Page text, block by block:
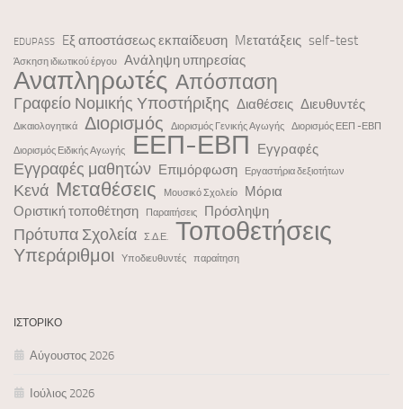
EDUPASS Eξ αποστάσεως εκπαίδευση Mετατάξεις self-test
Άσκηση ιδιωτικού έργου Ανάληψη υπηρεσίας
Αναπληρωτές Απόσπαση
Γραφείο Νομικής Υποστήριξης Διαθέσεις Διευθυντές
Δικαιολογητικά Διορισμός Διορισμός Γενικής Αγωγής Διορισμός ΕΕΠ -ΕΒΠ
Διορισμός Ειδικής Αγωγής ΕΕΠ-ΕΒΠ Εγγραφές
Εγγραφές μαθητών Επιμόρφωση Εργαστήρια δεξιοτήτων
Κενά Μεταθέσεις Μουσικό Σχολείο
Μόρια
Οριστική τοποθέτηση
Παραιτήσεις Πρόσληψη
Πρότυπα Σχολεία Σ.Δ.Ε. Τοποθετήσεις
Υπεράριθμοι Υποδιευθυντές παραίτηση
ΙΣΤΟΡΙΚΌ
Αύγουστος 2026
Ιούλιος 2026